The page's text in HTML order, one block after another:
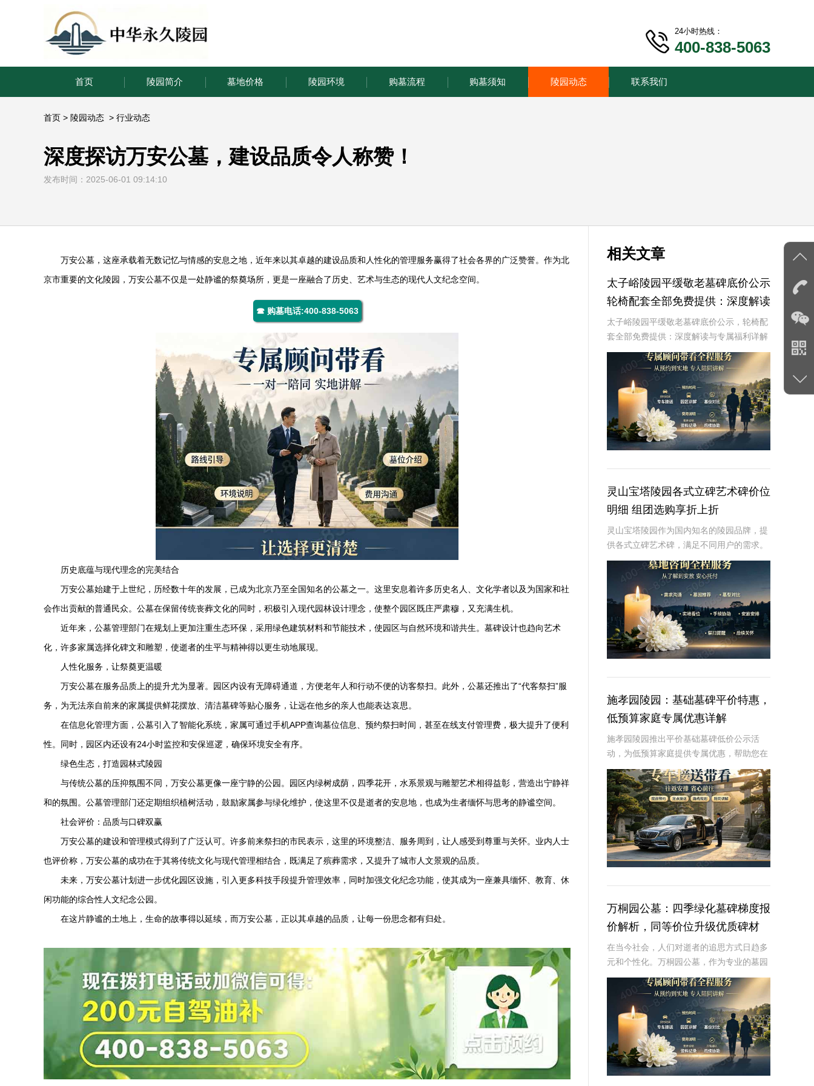
24小时热线：
400-838-5063
首页 陵园简介 墓地价格 陵园环境 购墓流程 购墓须知 陵园动态 联系我们
首页 > 陵园动态 > 行业动态
深度探访万安公墓，建设品质令人称赞！
发布时间：2025-06-01 09:14:10
万安公墓 ，这座承载着无数记忆与情感的安息之地，近年来以其卓越的建设品质和人性化的管理服务赢得了社会各界的广泛赞誉。作为北
京市重要的文化陵园， 万安公墓不仅是一处静谧的祭奠场所，更是一座融合了历史、艺术与生态的现代人文纪念空间。
☎ 购墓电话:400-838-5063
历史底蕴与现代理念的完美结合
万安公墓始建于上世纪，历经数十年的发展，已成为北京乃至全国知名的公墓之一。这里安息着许多历史名人、文化学者以及为国家和社
会作出贡献的普通民众。公墓在保留传统丧葬文化的同时，积极引入现代园林设计理念，使整个园区既庄严肃穆，又充满生机。
近年来，公墓管理部门在规划上更加注重生态环保，采用绿色建筑材料和节能技术，使园区与自然环境和谐共生。墓碑设计也趋向艺术
化，许多家属选择化碑文和雕塑，使逝者的生平与精神得以更生动地展现。
人性化服务，让祭奠更温暖
万安公墓在服务品质上的提升尤为显著。园区内设有无障碍通道，方便老年人和行动不便的访客祭扫。此外，公墓还推出了“代客祭扫”服
务，为无法亲自前来的家属提供鲜花摆放、清洁墓碑等贴心服务，让远在他乡的亲人也能表达哀思。
在信息化管理方面，公墓引入了智能化系统，家属可通过手机APP查询墓位信息、预约祭扫时间，甚至在线支付管理费，极大提升了便利
性。同时，园区内还设有24小时监控和安保巡逻，确保环境安全有序。
绿色生态，打造园林式陵园
与传统公墓的压抑氛围不同， 万安公墓更像一座宁静的公园。园区内绿树成荫，四季花开，水系景观与雕塑艺术相得益彰，营造出宁静祥
和的氛围。公墓管理部门还定期组织植树活动，鼓励家属参与绿化维护，使这里不仅是逝者的安息地，也成为生者缅怀与思考的静谧空间。
社会评价：品质与口碑双赢
万安公墓的建设和管理模式得到了广泛认可。许多前来祭扫的市民表示，这里的环境整洁、服务周到，让人感受到尊重与关怀。业内人士
也评价称， 万安公墓的成功在于其将传统文化与现代管理相结合，既满足了殡葬需求，又提升了城市人文景观的品质。
未来， 万安公墓计划进一步优化园区设施，引入更多科技手段提升管理效率，同时加强文化纪念功能，使其成为一座兼具缅怀、教育、休
闲功能的综合性人文纪念公园。
在这片静谧的土地上，生命的故事得以延续，而万安公墓 ，正以其卓越的品质，让每一份思念都有归处。
相关文章
太子峪陵园平缓敬老墓碑底价公示
轮椅配套全部免费提供：深度解读
与专属福利详解
太子峪陵园平缓敬老墓碑底价公示，轮椅配
套全部免费提供：深度解读与专属福利详解
☎ 太子峪陵园电话:400-838-5063随着社会
的发展和人口老龄化的加剧，越来越多的人
开始关注养老和身后事的规划。太子
灵山宝塔陵园各式立碑艺术碑价位
明细 组团选购享折上折
灵山宝塔陵园作为国内知名的陵园品牌，提
供各式立碑艺术碑，满足不同用户的需求。
本文将详细介绍灵山宝塔陵园各式立碑艺术
碑的价位明细，并探讨组团选购享折上折的
优惠政策。通过本文，读者将了解到不同类
型立碑艺术
施孝园陵园：基础墓碑平价特惠，
低预算家庭专属优惠详解
施孝园陵园推出平价基础墓碑低价公示活
动，为低预算家庭提供专属优惠，帮助您在
预算有限的情况下，也能为逝者选择一款经
济实惠且美观的墓碑。☎ 施孝园陵园电
话:400-838-5063平价基础墓碑的特点：
万桐园公墓：四季绿化墓碑梯度报
价解析，同等价位升级优质碑材
在当今社会，人们对逝者的追思方式日趋多
元和个性化。万桐园公墓，作为专业的墓园
服务运营商，专注于提供高品质的绿化墓碑
服务，旨在为家属打造一个既生态又美观的
纪念空间。本文将详细解读万桐园公墓四季
绿化墓碑的